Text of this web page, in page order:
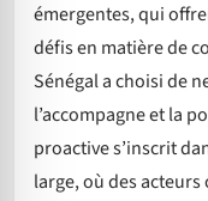
émergentes, qui
défis en matière de
Sénégal a choisi de
l’accompagne et la
proactive s’inscrit
large, où des acteurs